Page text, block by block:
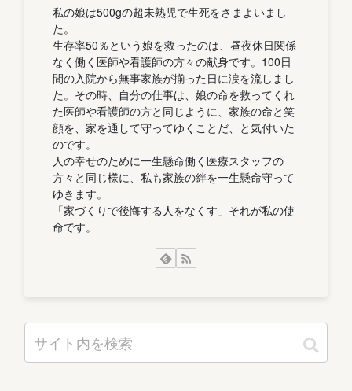
私の娘は500gの超未熟児で生死をさまよいまし
た。
生存率50％という娘を救ったのは、昼夜休日関係
なく働く医師や看護師の方々の献身です。100日
間の入院から無事家族が揃った日に涙を流しまし
た。その時、自分の仕事は、娘の命を救ってくれ
た医師や看護師の方と同じように、家族の命と笑
顔を、家を通して守ってゆくことだ、と気付いた
のです。
人の幸せのために一生懸命働く医療スタッフの
方々と同じ様に、私も家族の絆を一生懸命守って
ゆきます。
「家づくりで後悔する人をなくす」それが私の使
命です。